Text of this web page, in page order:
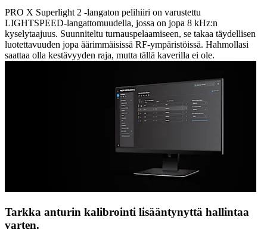
PRO X Superlight 2 -langaton pelihiiri on varustettu
LIGHTSPEED-langattomuudella, jossa on jopa 8 kHz:n
kyselytaajuus. Suunniteltu turnauspelaamiseen, se takaa täydellisen
luotettavuuden jopa äärimmäisissä RF-ympäristöissä. Hahmollasi
saattaa olla kestävyyden raja, mutta tällä kaverilla ei ole.
Tarkka anturin kalibrointi lisääntynyttä hallintaa
varten.